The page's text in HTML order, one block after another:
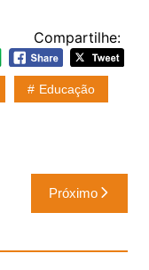
Compartilhe:
Educação
Próximo